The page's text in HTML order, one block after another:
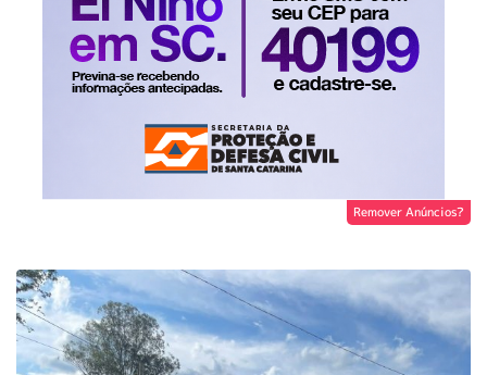
Remover Anúncios?